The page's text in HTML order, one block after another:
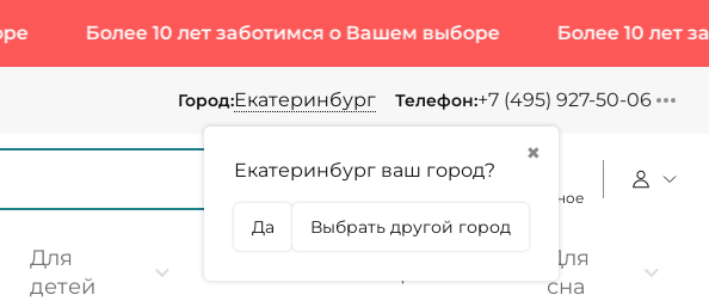
Более 10 лет заботимся о Вашем выборе Более 10 лет
Город:Екатеринбург
✖
Екатеринбург ваш город?
Да Выбрать другой город
Телефон:+7 (495) 927-50-06
Избранное
Для
детей
Для
сна